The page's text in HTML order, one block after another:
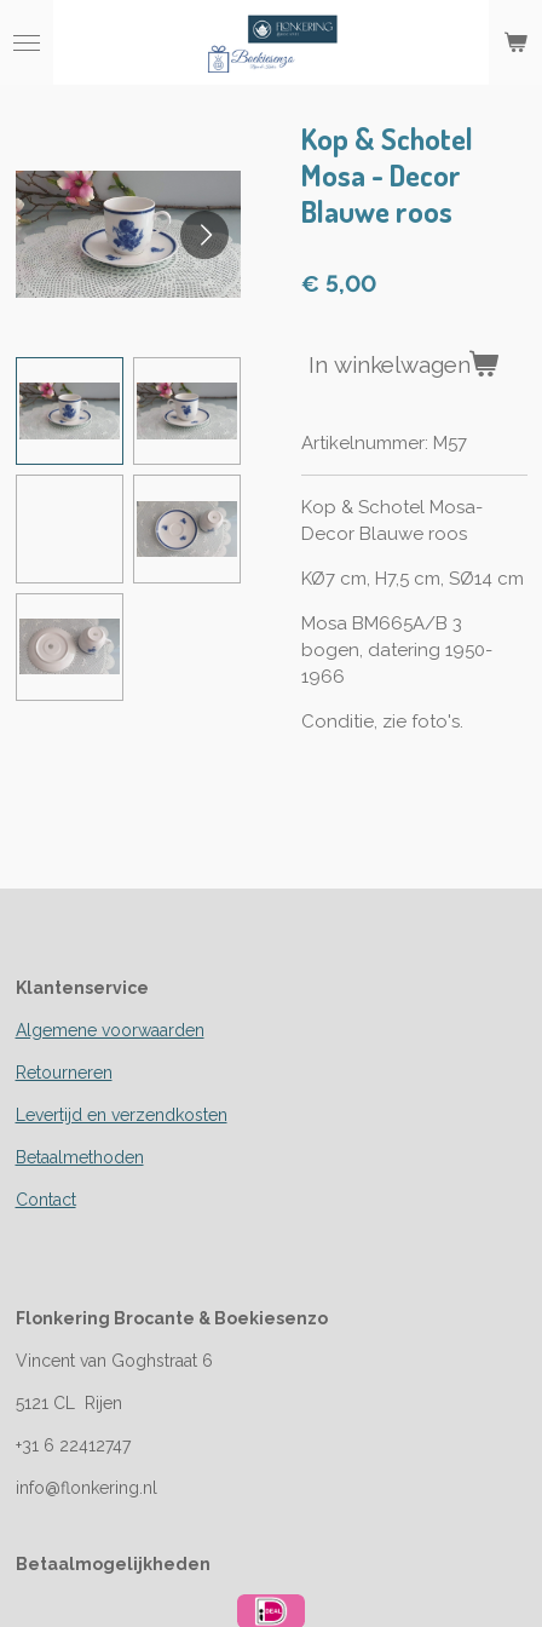
direct
Kop & Schotel
Mosa - Decor
Blauwe roos
€ 5,00
In winkelwagen
Artikelnummer: M57
Kop & Schotel Mosa-
Decor Blauwe roos
KØ7 cm, H7,5 cm, SØ14 cm
Mosa BM665A/B 3
bogen, datering 1950-
1966
Conditie, zie foto's.
Klantenservice
Algemene voorwaarden
Retourneren
Levertijd en verzendkosten
Betaalmethoden
Contact
Flonkering Brocante & Boekiesenzo
Vincent van Goghstraat 6
5121 CL Rijen
+31 6 22412747
info@flonkering.nl
Betaalmogelijkheden